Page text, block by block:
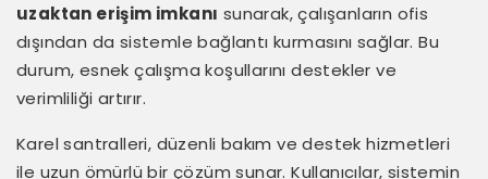
uzaktan erişim imkanı sunarak, çalışanların ofis
dışından da sistemle bağlantı kurmasını sağlar. Bu
durum, esnek çalışma koşullarını destekler ve
verimliliği artırır.
Karel santralleri, düzenli bakım ve destek hizmetleri
ile uzun ömürlü bir çözüm sunar. Kullanıcılar, sistemin